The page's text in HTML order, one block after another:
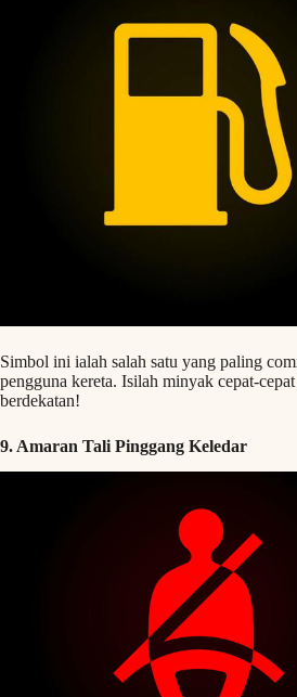
Simbol ini ialah salah satu yang paling
pengguna kereta. Isilah minyak cepat-
berdekatan!
9. Amaran Tali Pinggang Keledar